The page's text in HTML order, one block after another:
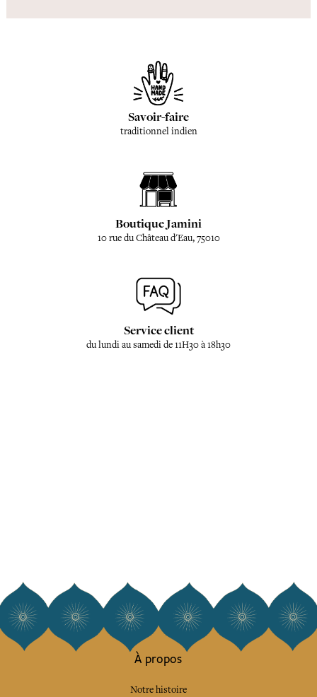
Savoir-faire
traditionnel indien
Boutique Jamini
10 rue du Château d'Eau, 75010
Service client
du lundi au samedi de 11H30 à 18h30
À propos
Notre histoire